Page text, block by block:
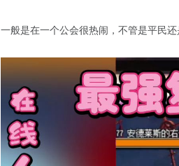
一般是在一个公会很热闹，不管是平民